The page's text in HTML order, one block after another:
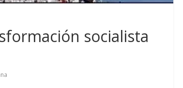
socialista